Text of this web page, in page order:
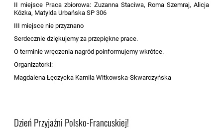
II miejsce Praca zbiorowa: Zuzanna Staciwa, Roma Szemraj, Alicja
Kózka, Matylda Urbańska SP 306
III miejscenie przyznano
Serdecznie dziękujemy za przepiękne prace.
O terminie wręczenia nagród poinformujemy wkrótce.
Organizatorki:
Magdalena Łęczycka Kamila Witkowska-Skwarczyńska
Dzień Przyjaźni Polsko-Francuskiej!